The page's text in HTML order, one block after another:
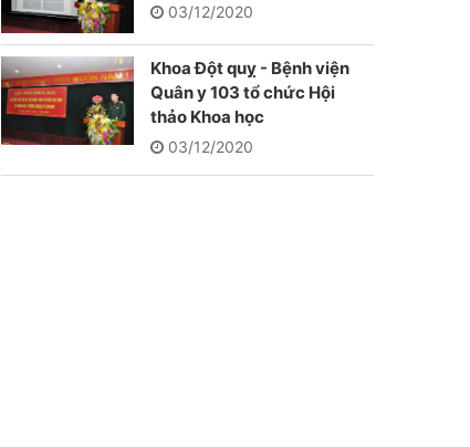
03/12/2020
Khoa Đột quỵ - Bệnh viện
Quân y 103 tổ chức Hội
thảo Khoa học
03/12/2020